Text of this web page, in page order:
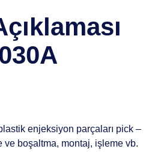
enjeksiyon parçaları pick –
ve boşaltma, montaj, işleme vb.